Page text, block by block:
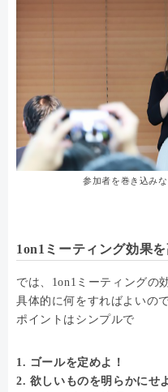
参加者を巻き込み
1on1ミーティング効果
では、1on1ミーティングの
具体的に何をすればよいの
ポイントはシンプルで
1. ゴールを定めよ！
2. 欲しいものを明らかにせ